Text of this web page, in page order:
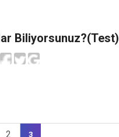
Biliyorsunuz?(Test)
2 3